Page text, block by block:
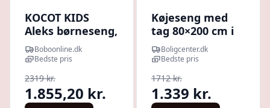
KOCOT KIDS
Aleks børneseng,
m. lamelbund, u.
madras - natur
Boboonline.dk
Bedste pris
2319 kr.
1.855,20 kr.
Køjeseng med
tag 80×200 cm i
massivt fyrretræ
- børneseng med
Boligcenter.dk
Bedste pris
1712 kr.
1.339 kr.